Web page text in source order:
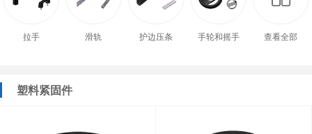
拉手 滑轨 护边压条 手轮和摇手 查看全部
塑料紧固件